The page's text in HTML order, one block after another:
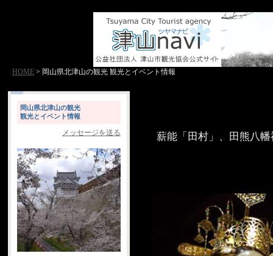
HOME > 岡山県北津山の観光 観光とイベント情報
岡山県北津山の観光
観光とイベント情報
メッセージを送る 薪能「田村」、田熊八